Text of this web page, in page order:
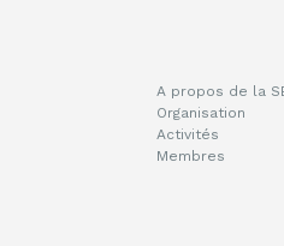
A propos de la
Organisation
Activités
Membres